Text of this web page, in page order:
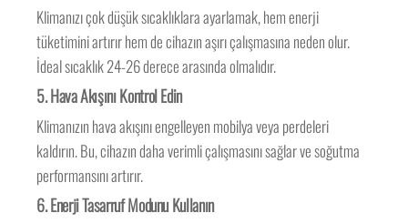
Klimanızı çok düşük sıcaklıklara ayarlamak, hem enerji
tüketimini artırır hem de cihazın aşırı çalışmasına neden olur.
İdeal sıcaklık 24-26 derece arasında olmalıdır.
5. Hava Akışını Kontrol Edin
Klimanızın hava akışını engelleyen mobilya veya perdeleri
kaldırın. Bu, cihazın daha verimli çalışmasını sağlar ve soğutma
performansını artırır.
6. Enerji Tasarruf Modunu Kullanın